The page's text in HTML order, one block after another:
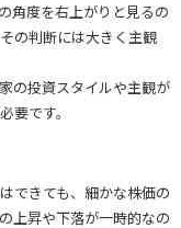
角度を右上がりと見るの
の判断には大きく主観
の投資スタイルや主観が
要です。
できても、細かな株価の
上昇や下落が一時的なの